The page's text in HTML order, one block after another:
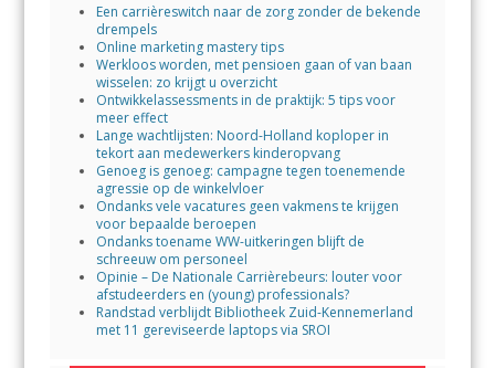
Een carrièreswitch naar de zorg zonder de bekende
drempels
Online marketing mastery tips
Werkloos worden, met pensioen gaan of van baan
wisselen: zo krijgt u overzicht
Ontwikkelassessments in de praktijk: 5 tips voor
meer effect
Lange wachtlijsten: Noord-Holland koploper in
tekort aan medewerkers kinderopvang
Genoeg is genoeg: campagne tegen toenemende
agressie op de winkelvloer
Ondanks vele vacatures geen vakmens te krijgen
voor bepaalde beroepen
Ondanks toename WW-uitkeringen blijft de
schreeuw om personeel
Opinie – De Nationale Carrièrebeurs: louter voor
afstudeerders en (young) professionals?
Randstad verblijdt Bibliotheek Zuid-Kennemerland
met 11 gereviseerde laptops via SROI